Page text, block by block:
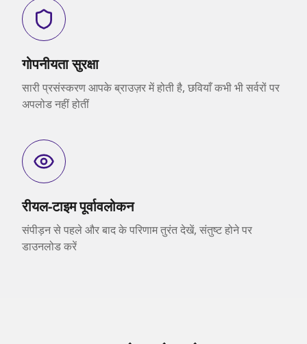
गोपनीयता सुरक्षा
सारी प्रसंस्करण आपके ब्राउज़र में होती है, छवियाँ कभी भी सर्वरों पर
अपलोड नहीं होतीं
रीयल-टाइम पूर्वावलोकन
संपीड़न से पहले और बाद के परिणाम तुरंत देखें, संतुष्ट होने पर
डाउनलोड करें